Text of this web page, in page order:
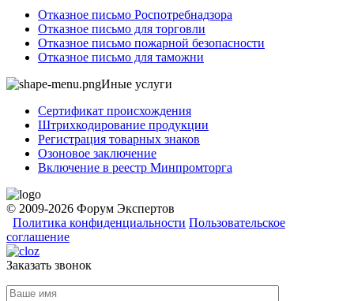
Отказное письмо Роспотребнадзора
Отказное письмо для торговли
Отказное письмо пожарной безопасности
Отказное письмо для таможни
Иные услуги
Сертификат происхождения
Штрихкодирование продукции
Регистрация товарных знаков
Озоновое заключение
Включение в реестр Минпромторга
© 2009-2026 Форум Экспертов
Политика конфиденциальности Пользовательское
соглашение
Заказать звонок